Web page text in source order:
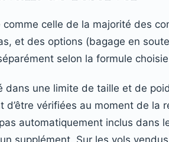
celle de la majorité des
et des options (bagage en
selon la formule
une limite de taille et de
vérifiées au moment de la
automatiquement inclus dans